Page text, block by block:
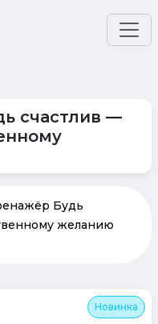
счастлив —
Будь
желанию
Новинка